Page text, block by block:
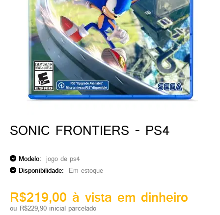
SONIC FRONTIERS - PS4
Modelo: jogo de ps4
Disponibilidade: Em estoque
R$219,00 à vista em dinheiro
ou R$229,90 inicial parcelado